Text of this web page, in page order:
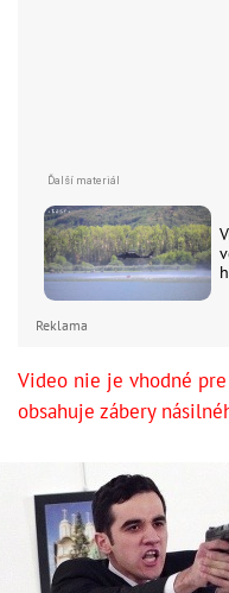
Reklama
Video nie je vhodné
obsahuje zábery